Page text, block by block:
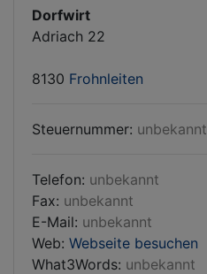
Dorfwirt
Adriach 22
8130 Frohnleiten
Steuernummer: unbekannt
Telefon: unbekannt
Fax: unbekannt
E-Mail: unbekannt
Web: Webseite besuchen
What3Words: unbekannt